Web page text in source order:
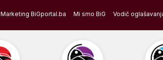
Marketing BiGportal.ba Mi smo BiG Vodič